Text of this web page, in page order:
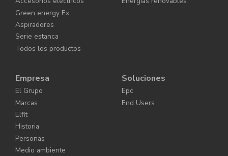
Green energy Ex
Aspiradores
Serie estanca
Todos los productos
Empresa
El Grupo
Marcas
Elfit
Historia
Personas
Medio ambiente
Soluciones
Epc
End Users